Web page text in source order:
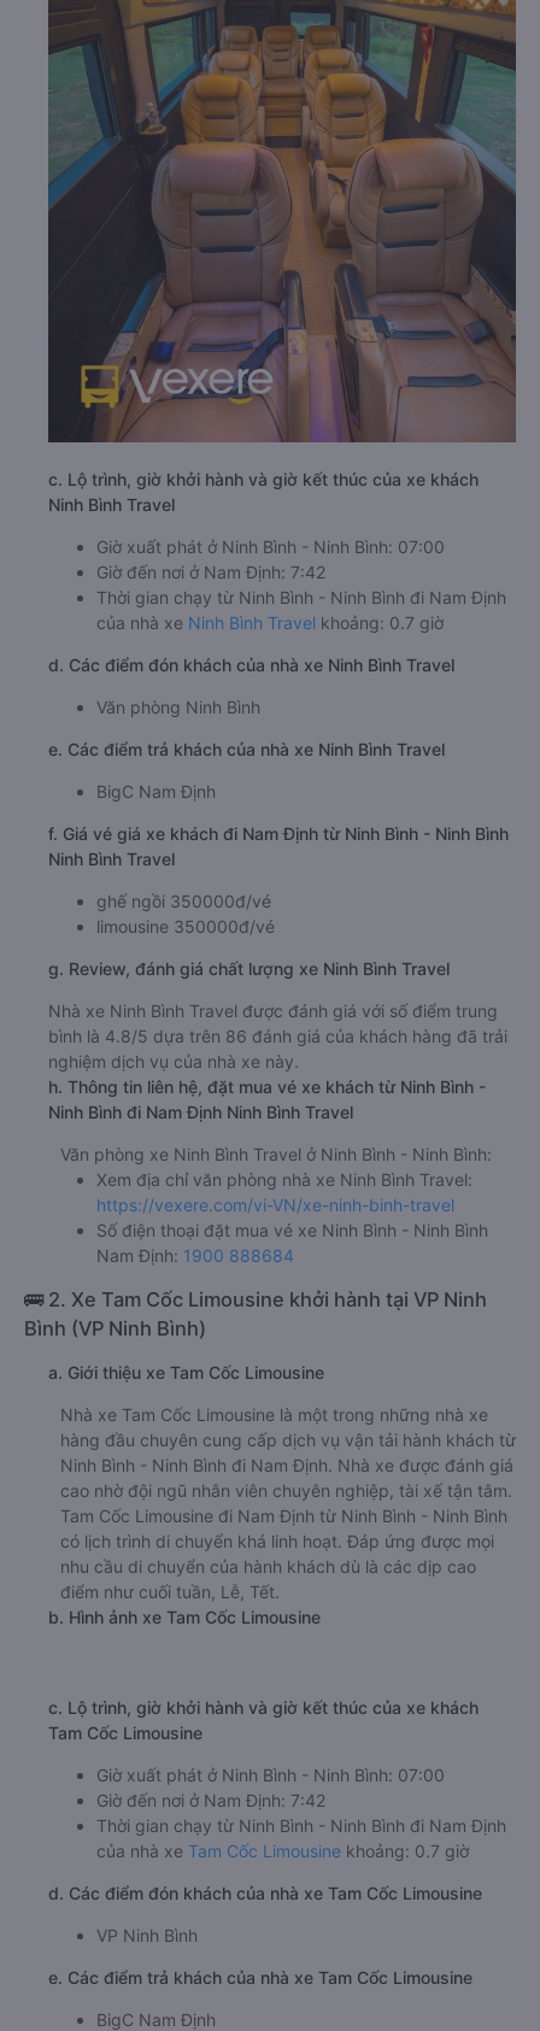
c. Lộ trình, giờ khởi hành và giờ kết thúc của xe khách
Ninh Bình Travel
Giờ xuất phát ở Ninh Bình - Ninh Bình: 07:00
Giờ đến nơi ở Nam Định: 7:42
Thời gian chạy từ Ninh Bình - Ninh Bình đi Nam Định
của nhà xe Ninh Bình Travel khoảng: 0.7 giờ
d. Các điểm đón khách của nhà xe Ninh Bình Travel
Văn phòng Ninh Bình
e. Các điểm trả khách của nhà xe Ninh Bình Travel
BigC Nam Định
f. Giá vé giá xe khách đi Nam Định từ Ninh Bình - Ninh Bình
Ninh Bình Travel
ghế ngồi 350000đ/vé
limousine 350000đ/vé
g. Review, đánh giá chất lượng xe Ninh Bình Travel
Nhà xe Ninh Bình Travel được đánh giá với số điểm trung
bình là 4.8/5 dựa trên 86 đánh giá của khách hàng đã trải
nghiệm dịch vụ của nhà xe này.
h. Thông tin liên hệ, đặt mua vé xe khách từ Ninh Bình -
Ninh Bình đi Nam Định Ninh Bình Travel
Văn phòng xe Ninh Bình Travel ở Ninh Bình - Ninh Bình:
Xem địa chỉ văn phòng nhà xe Ninh Bình Travel:
https://vexere.com/vi-VN/xe-ninh-binh-travel
Số điện thoại đặt mua vé xe Ninh Bình - Ninh Bình
Nam Định: 1900 888684
🚌 2. Xe Tam Cốc Limousine khởi hành tại VP Ninh
Bình (VP Ninh Bình)
a. Giới thiệu xe Tam Cốc Limousine
Nhà xe Tam Cốc Limousine là một trong những nhà xe
hàng đầu chuyên cung cấp dịch vụ vận tải hành khách từ
Ninh Bình - Ninh Bình đi Nam Định. Nhà xe được đánh giá
cao nhờ đội ngũ nhân viên chuyên nghiệp, tài xế tận tâm.
Tam Cốc Limousine đi Nam Định từ Ninh Bình - Ninh Bình
có lịch trình di chuyển khá linh hoạt. Đáp ứng được mọi
nhu cầu di chuyển của hành khách dù là các dịp cao
điểm như cuối tuần, Lễ, Tết.
b. Hình ảnh xe Tam Cốc Limousine